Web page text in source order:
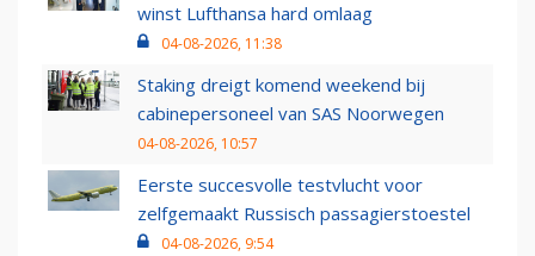
winst Lufthansa hard omlaag
04-08-2026, 11:38
Staking dreigt komend weekend bij
cabinepersoneel van SAS Noorwegen
04-08-2026, 10:57
Eerste succesvolle testvlucht voor
zelfgemaakt Russisch passagierstoestel
04-08-2026, 9:54